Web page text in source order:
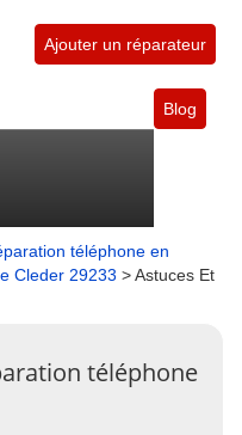
Ajouter un réparateur
Blog
téléphone en
Cleder 29233 > Astuces Et
téléphone